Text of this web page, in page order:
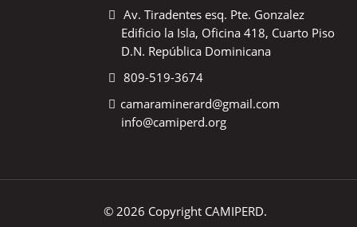
Av. Tiradentes esq. Pte. Gonzalez
Edificio la Isla, Oficina 418, Cuarto Piso
D.N. República Dominicana
809-519-3674
camaraminerard@gmail.com
info@camiperd.org
© 2026 Copyright CAMIPERD.